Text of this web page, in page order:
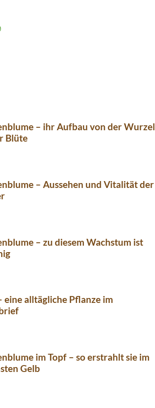
– ihr Aufbau von der Wurzel
Blüte
– Aussehen und Vitalität der
– zu diesem Wachstum ist
eine alltägliche Pflanze im
im Topf – so erstrahlt sie im
Gelb